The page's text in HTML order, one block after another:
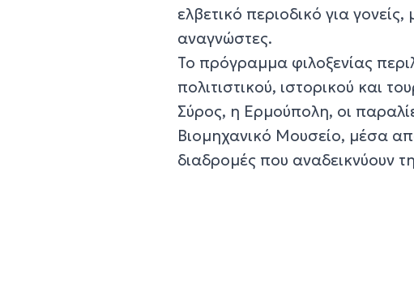
ελβετικό περιοδικό για
αναγνώστες.
Το πρόγραμμα φιλοξενίας
πολιτιστικού, ιστορικού και
Σύρος, η Ερμούπολη, οι
Βιομηχανικό Μουσείο, μέσα
διαδρομές που αναδεικνύουν